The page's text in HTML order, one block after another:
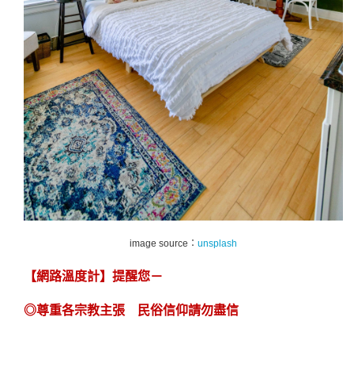
image source： unsplash
【網路溫度計】提醒您－
◎尊重各宗教主張 民俗信仰請勿盡信